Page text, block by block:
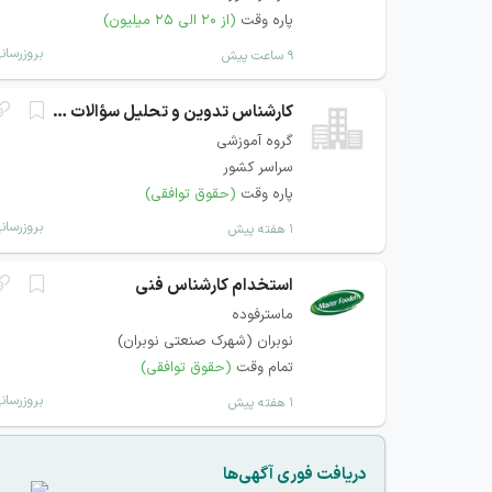
پاره وقت (از ۲۰ الی ۲۵ میلیون)
۹ ساعت پیش
کارشناس تدوین و تحلیل سؤالات دانشگاهی
گروه آموزشی
سراسر کشور
پاره وقت (حقوق توافقی)
۱ هفته پیش
استخدام کارشناس فنی
ماسترفوده
نوبران (شهرک صنعتی نوبران)
تمام وقت (حقوق توافقی)
۱ هفته پیش
دریافت فوری آگهی‌ها